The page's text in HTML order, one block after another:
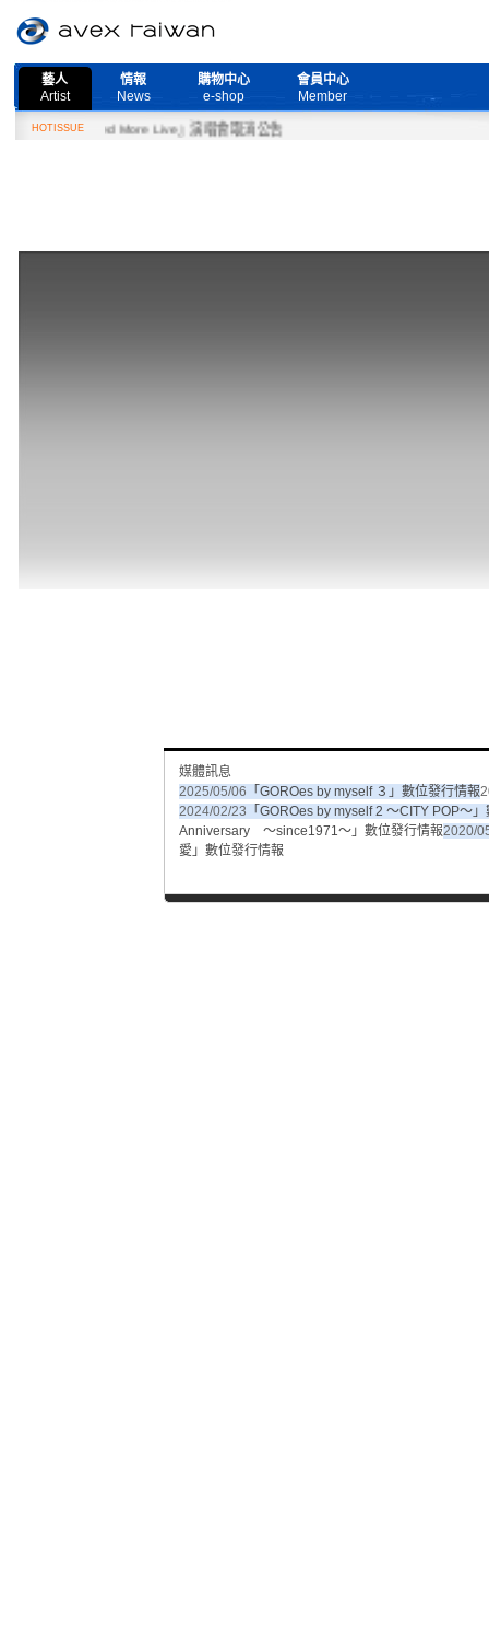
藝人
Artist
情報
News
購物中心
e-shop
會員中心
Member
HOTISSUE
Need More Live』演唱會取消公告
媒體訊息
2025/05/06 「GOROes by myself ３」數位發行情報
2024/02/23 「GOROes by myself 2 ～CITY POP～
Anniversary ～since1971～」數位發行情報2020/
愛」數位發行情報